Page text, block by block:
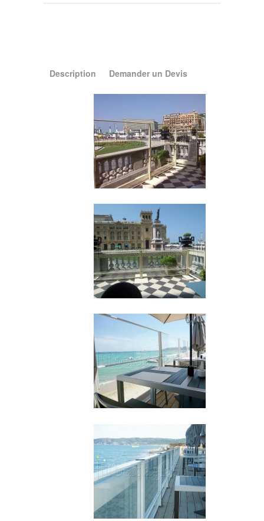
Description Demander un Devis